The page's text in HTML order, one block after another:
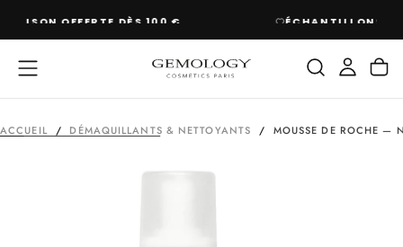
PASSER
CONTENU
ÉCHANTILLONS OFFERTS À CHAQUE COMMANDE
ACCUEIL / DÉMAQUILLANTS & NETTOYANTS / MOUSSE DE ROCHE —